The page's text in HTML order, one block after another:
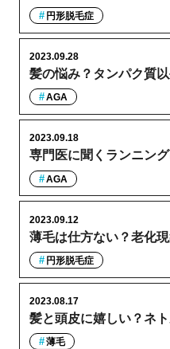
円形脱毛症
髪の悩み？タンパク質
2023.09.28
AGA
専門医に聞くランニン
2023.09.18
AGA
薄毛は仕方ない？老化
2023.09.12
円形脱毛症
髪と頭皮に嬉しい？ネ
2023.08.17
薄毛